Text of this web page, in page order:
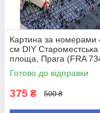
Картина за номерами
см DIY Староместська
площа, Прага (FRA
Готово до відправки
375 ₴ 500 ₴